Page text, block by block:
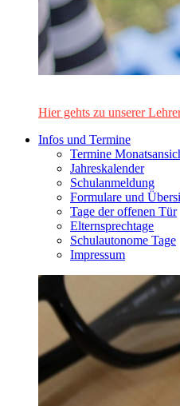
Hier gehts zu unserer
Infos und Termine
Termine
Jahreskalender
Schulanmeldung
Formulare und
Tage der offenen Tür
Elternsprechtage
Schulautonome Tage
Impressum